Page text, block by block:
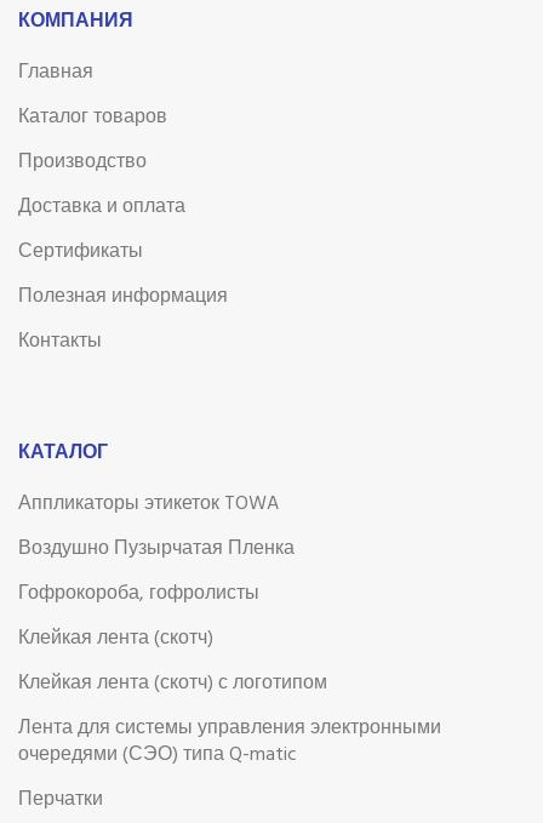
КОМПАНИЯ
Главная
Каталог товаров
Производство
Доставка и оплата
Сертификаты
Полезная информация
Контакты
КАТАЛОГ
Аппликаторы этикеток TOWA
Воздушно Пузырчатая Пленка
Гофрокороба, гофролисты
Клейкая лента (скотч)
Клейкая лента (скотч) с логотипом
Лента для системы управления электронными
очередями (СЭО) типа Q-matic
Перчатки